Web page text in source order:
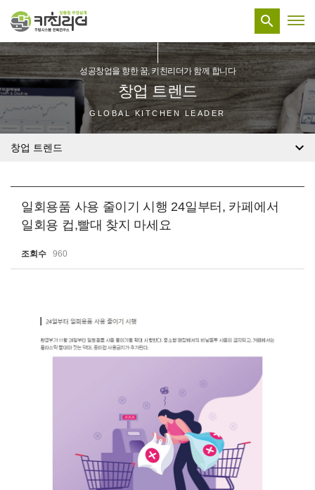

성공창업을 향한 꿈, 키친리더가 함께 합니다
창업 트렌드
GLOBAL KITCHEN LEADER
창업 트렌드 
일회용품 사용 줄이기 시행 24일부터, 카페에서
일회용 컵,빨대 찾지 마세요
조회수 960